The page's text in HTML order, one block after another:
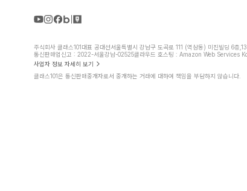
주식회사 클래스101대표 공대선서울특별시 강남구 도곡로 111 (역삼동) 미진빌딩 6층
통신판매업신고 : 2022-서울강남-02525클라우드 호스팅 : Amazon Web Services
사업자 정보 자세히 보기
클래스101은 통신판매중개자로서 중개하는 거래에 대하여 책임을 부담하지 않습니다.